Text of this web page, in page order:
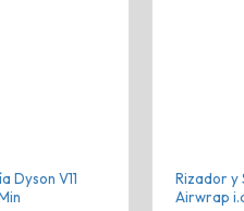
Dyson V11
Rizador y
Airwrap